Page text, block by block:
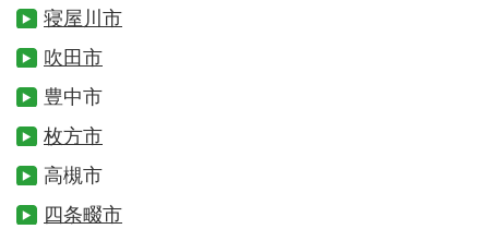
寝屋川市
吹田市
豊中市
枚方市
高槻市
四条畷市